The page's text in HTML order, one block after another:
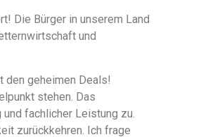
Die Bürger in unserem Land
und
den geheimen Deals!
stehen. Das
fachlicher Leistung zu.
zurückkehren. Ich frage